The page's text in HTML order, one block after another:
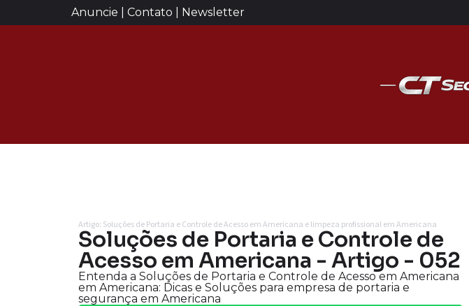
Anuncie | Contato | Newsletter
Artigo: Soluções de Portaria e Controle de Acesso em Americana e limpeza profissional em Americana
Soluções de Portaria e Controle de
Acesso em Americana - Artigo - 052
Entenda a Soluções de Portaria e Controle de Acesso em Americana
em Americana: Dicas e Soluções para empresa de portaria e
segurança em Americana